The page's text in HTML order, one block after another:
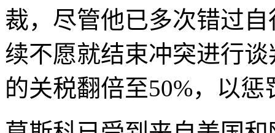
裁，尽管他已多次错过
续不愿就结束冲突进行
的关税翻倍至50%，以